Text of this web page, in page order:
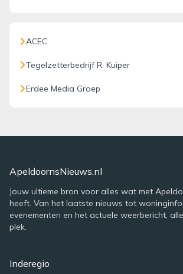
ACEC
Tegelzetterbedrijf R. Kuiper
Erdee Media Groep
ApeldoornsNieuws.nl
Jouw ultieme bron voor alles wat met
heeft. Van het laatste nieuws tot
evenementen en het actuele weerbericht,
plek.
Inderegio